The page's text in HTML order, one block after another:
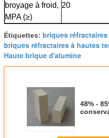
broyage à froid,
MPA (≥)
20
Étiquettes: briques
briques réfractaires à hautes
Haute brique d'alumine
48% -